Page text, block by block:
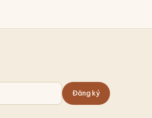
Đăng ký